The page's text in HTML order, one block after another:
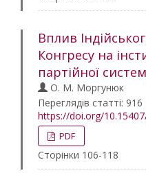
Вплив
Конгресу на
партійної
О. М. Моргунюк
Переглядів статті:
https://doi.org/
PDF
Сторінки 106-118